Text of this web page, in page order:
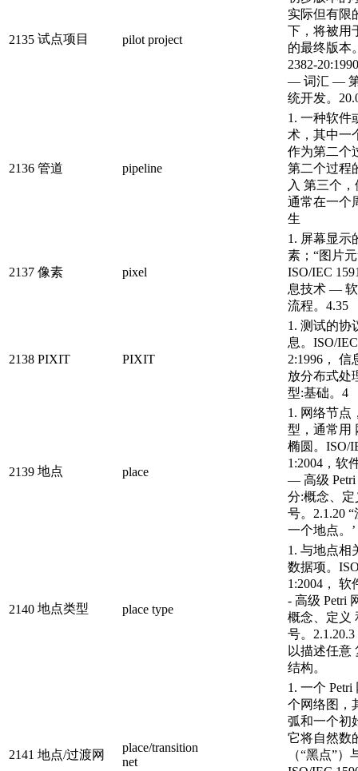
2135 试点项目 pilot project
实际但有限
下，将被用
的最终版本
2382-
— 词汇 —
统开发。
2136 管道 pipeline
1. 一种软件
术，其中一
作为第二个
第二个过程
入 第三个
通常在一个
生
2137 像素 pixel
1. 屏幕显示
素；“图片
ISO/IEC
息技术 —
流程。4.35
2138 PIXIT PIXIT
1. 测试的协
息。ISO/
2:1996，
放分布式
型:基础。4
2139 地点 place
1. 网络节点
型，通常用
椭圆。ISO/
1:2004，软
— 高级
分:概念、
号。2.1.20
一个地点。’
2140 地点类型 place type
1. 与地点相
数据项。
1:2004， 软
- 高级 Petri
概念、定义
号。
以描述任意
结构。
2141 地点/过渡网
place/transition
net
1. 一个
个网络图，
弧和一个初
它将自然数
（“黑点”）